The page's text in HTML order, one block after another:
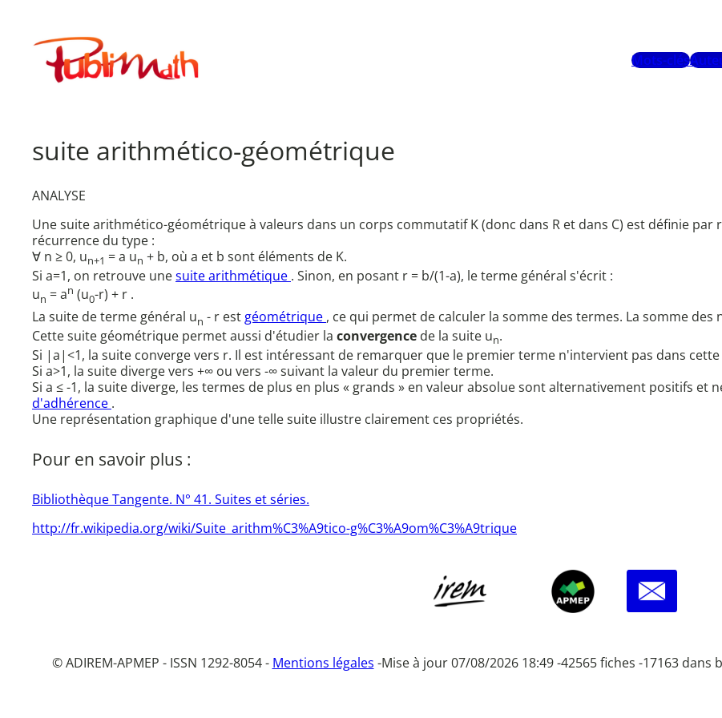
contenuPublimath
Mots-clés
suite arithmético-géométrique
ANALYSE
Une suite arithmético-géométrique à valeurs dans un corps commutatif K (donc dans R et dans C) est définie
récurrence du type :
∀ n ≥ 0, un+1 = a un + b, où a et b sont éléments de K.
Si a=1, on retrouve unesuite arithmétique . Sinon, en posant r = b/(1-a), le terme général s'écrit :
un = an (u0-r) + r .
La suite de terme général un - r est géométrique , ce qui permet de calculer la somme des termes. La somme des
Cette suite géométrique permet aussi d'étudier la convergence de la suite un.
Si |a|<1, la suite converge vers r. Il est intéressant de remarquer que le premier terme n'intervient pas dans
Si a>1, la suite diverge vers +∞ ou vers -∞ suivant la valeur du premier terme.
Si a ≤ -1, la suite diverge, les termes de plus en plus « grands » en valeur absolue sont alternativement positifs et
d'adhérence .
Une représentation graphique d'une telle suite illustre clairement ces propriétés.
Pour en savoir plus :
Bibliothèque Tangente. N° 41. Suites et séries.
http://fr.wikipedia.org/wiki/Suite_arithm%C3%A9tico-g%C3%A9om%C3%A9trique
© ADIREM-APMEP - ISSN 1292-8054 - Mentions légales -Mise à jour 07/08/2026 18:49 -42565 fiches -17163 dans